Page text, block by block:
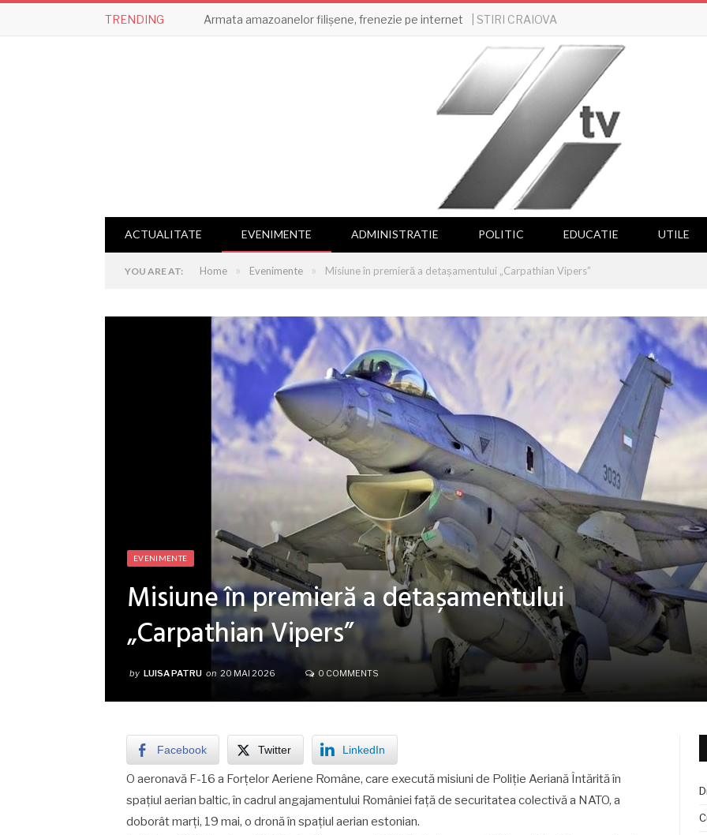
TRENDING Armata amazoanelor filișene, frenezie pe internet | STIRI CRAIOVA
ACTUALITATE EVENIMENTE ADMINISTRATIE POLITIC EDUCATIE UTILE
YOU ARE AT: Home » Evenimente » Misiune în premieră a detașamentului „Carpathian Vipers”
EVENIMENTE
Misiune în premieră a detașamentului
„Carpathian Vipers”
by LUISA PATRU on 20 MAI 2026 0 COMMENTS
Facebook Twitter LinkedIn
O aeronavă F-16 a Forțelor Aeriene Române, care execută misiuni de Poliție Aeriană Întărită în
spațiul aerian baltic, în cadrul angajamentului României față de securitatea colectivă a NATO, a
doborât marți, 19 mai, o dronă în spațiul aerian estonian.